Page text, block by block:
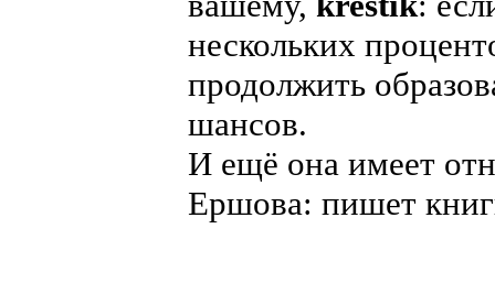
нескольких
продолжить
шансов.
И ещё она имеет
Ершова: пишет